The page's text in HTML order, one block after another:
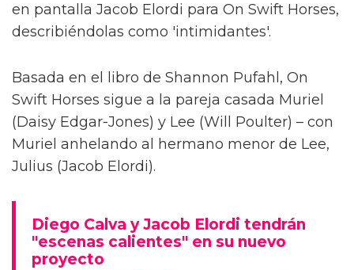
en pantalla Jacob Elordi para On Swift Horses,
describiéndolas como 'intimidantes'.
Basada en el libro de Shannon Pufahl, On
Swift Horses sigue a la pareja casada Muriel
(Daisy Edgar-Jones) y Lee (Will Poulter) – con
Muriel anhelando al hermano menor de Lee,
Julius (Jacob Elordi).
Diego Calva y Jacob Elordi tendrán
"escenas calientes" en su nuevo
proyecto